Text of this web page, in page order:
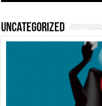
Uncategorized